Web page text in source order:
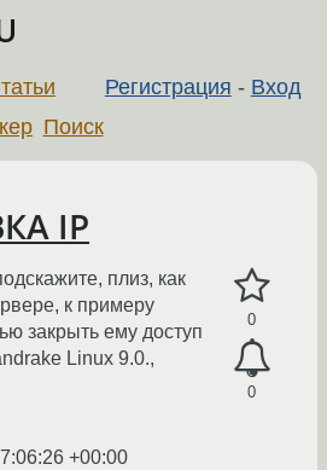
Регистрация - Вход
Поиск
IP
0
0
плиз, как
к примеру
закрыть ему доступ
Linux 9.0.,
+00:00